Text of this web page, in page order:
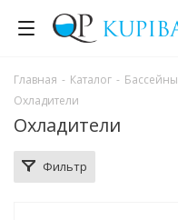
Главная - Каталог - Бассейны
Охладители
Охладители
Фильтр